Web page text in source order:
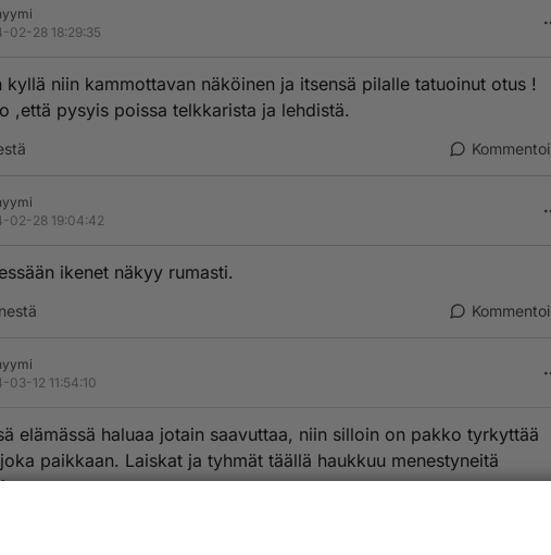
02-28 18:29:35
kyllä niin kammottavan näköinen ja itsensä pilalle tatuoinut otus !
,että pysyis poissa telkkarista ja lehdistä.
Kommentoi
02-28 19:04:42
ikenet näkyy rumasti.
Kommentoi
03-12 11:54:10
elämässä haluaa jotain saavuttaa, niin silloin on pakko tyrkyttää
paikkaan. Laiskat ja tyhmät täällä haukkuu menestyneitä